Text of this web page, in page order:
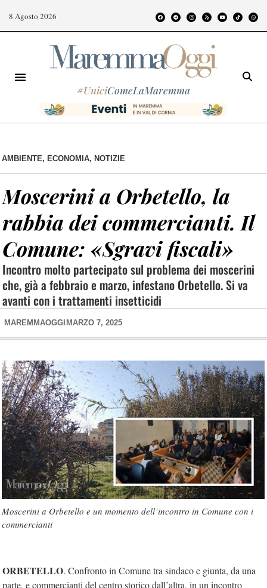
8 Agosto 2026
#UniciComeLaMaremma
AMBIENTE, ECONOMIA, NOTIZIE
Moscerini a Orbetello, la
rabbia dei commercianti. Il
Comune: «Sgravi fiscali»
Incontro molto partecipato sul problema dei moscerini
che, già a febbraio e marzo, infestano Orbetello. Si va
avanti con i trattamenti insetticidi
MAREMMAOGGI MARZO 7, 2025
Moscerini a Orbetello e un momento dell’incontro in Comune con i
commercianti
ORBETELLO. Confronto in Comune tra sindaco e giunta, da una
parte, e commercianti del centro storico dall’altra, in un incontro